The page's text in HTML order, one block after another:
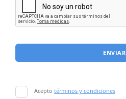
ENVIAR
Acepto términos y condiciones